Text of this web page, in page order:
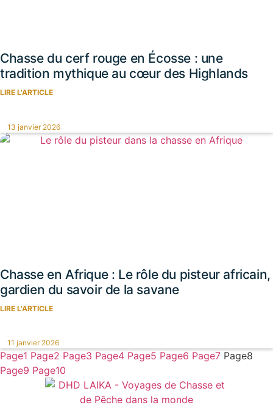
Chasse du cerf rouge en Écosse : une
tradition mythique au cœur des Highlands
LIRE L'ARTICLE
13 janvier 2026
Chasse en Afrique : Le rôle du pisteur africain,
gardien du savoir de la savane
LIRE L'ARTICLE
11 janvier 2026
Page1 Page2 Page3 Page4 Page5 Page6 Page7 Page8
Page9 Page10